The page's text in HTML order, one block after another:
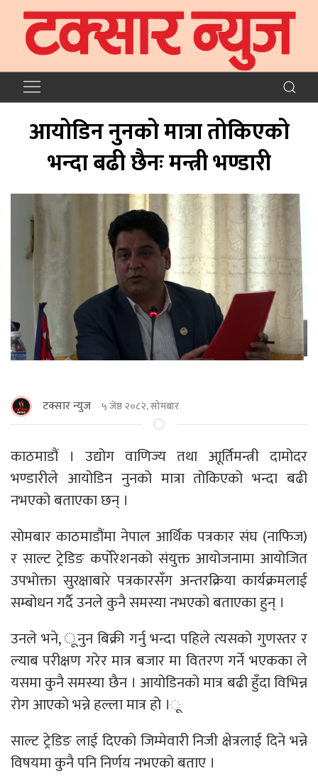
आयोडिन नुनको मात्रा तोकिएको
भन्दा बढी छैनः मन्त्री भण्डारी
टक्सार न्युज ५ जेष्ठ २०८२, सोमबार
काठमाडौं । उद्योग वाणिज्य तथा आूर्तिमन्त्री दामोदर
भण्डारीले आयोडिन नुनको मात्रा तोकिएको भन्दा बढी
नभएको बताएका छन् ।
सोमबार काठमाडौंमा नेपाल आर्थिक पत्रकार संघ (नाफिज)
र साल्ट ट्रेडिङ कर्पोरेशनको संयुक्त आयोजनामा आयोजित
उपभोक्ता सुरक्षाबारे पत्रकारसँग अन्तरक्रिया कार्यक्रमलाई
सम्बोधन गर्दै उनले कुनै समस्या नभएको बताएका हुन् ।
उनले भने, ूनुन बिक्री गर्नु भन्दा पहिले त्यसको गुणस्तर र
ल्याब परीक्षण गरेर मात्र बजार मा वितरण गर्ने भएकका ले
यसमा कुनै समस्या छैन । आयोडिनको मात्र बढी हुँदा विभिन्न
रोग आएको भन्ने हल्ला मात्र हो ।ू
साल्ट ट्रेडिङ लाई दिएको जिम्मेवारी निजी क्षेत्रलाई दिने भन्ने
विषयमा कुनै पनि निर्णय नभएको बताए ।